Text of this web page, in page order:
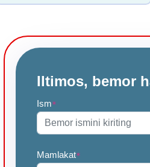
Iltimos, bemor
Ism*
Mamlakat*